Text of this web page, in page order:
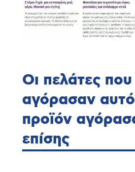
Οι πελάτες που
αγόρασαν
προϊόν
επίσης